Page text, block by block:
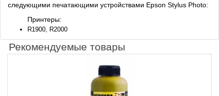
следующими печатающими устройствами Epson Stylus Photo:
Принтеры:
R1900, R2000
Рекомендуемые товары